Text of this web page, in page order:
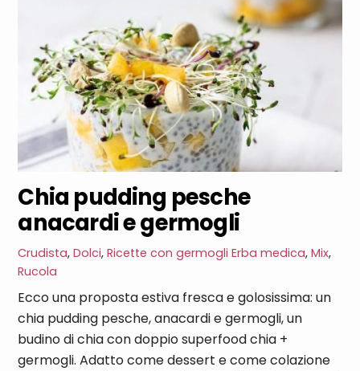
Chia pudding pesche
anacardi e germogli
Crudista,Dolci,Ricette con germogli Erba medica,Mix,
Rucola
Ecco una proposta estiva fresca e golosissima: un
chia pudding pesche, anacardi e germogli, un
budino di chia con doppio superfood chia +
germogli. Adatto come dessert e come colazione